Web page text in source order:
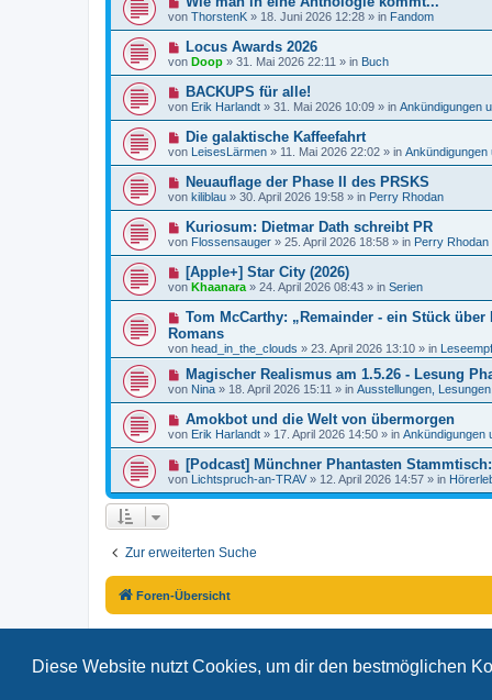
Diese Website nutzt Cookies, um dir den bestmöglichen
g
t
r
a
g
B
e
t
r
a
g
e
u
e
B
e
t
r
a
g
von ThorstenK » 18. Juni 2026 12:28 » in Fandom
N
e
u
e
B
e
t
r
a
g
Locus Awards 2026
von Doop » 31. Mai 2026 22:11 » in Buch
N
e
u
e
B
e
t
r
a
g
BACKUPS für alle!
von Erik Harlandt » 31. Mai 2026 10:09 » in Ankündigungen
N
e
u
e
B
e
t
r
a
g
Die galaktische Kaffeefahrt
von LeisesLärmen » 11. Mai 2026 22:02 » in Ankündigungen
N
e
u
e
B
e
t
r
a
Neuauflage der Phase II des PRSKS
von kiliblau » 30. April 2026 19:58 » in Perry Rhodan
N
e
u
e
B
e
t
r
a
g
Kuriosum: Dietmar Dath schreibt PR
von Flossensauger » 25. April 2026 18:58 » in Perry Rhodan
N
e
u
e
B
e
i
r
a
[Apple+] Star City (2026)
von Khaanara » 24. April 2026 08:43 » in Serien
N
u
e
B
e
i
r
a
g
Tom McCarthy: „Remainder - ein Stück
Romans
von head_in_the_clouds » 23. April 2026 13:10 » in
N
e
u
B
e
t
r
a
Magischer Realismus am 1.5.26 - Lesung
von Nina » 18. April 2026 15:11 » in Ausstellungen,
N
e
u
e
B
e
a
g
Amokbot und die Welt von übermorgen
von Erik Harlandt » 17. April 2026 14:50 » in Ankündigungen
N
e
u
e
i
r
a
[Podcast] Münchner Phantasten
von Lichtspruch-an-TRAV » 12. April 2026 14:57 » in
Zur erweiterten Suche
Foren-Übersicht